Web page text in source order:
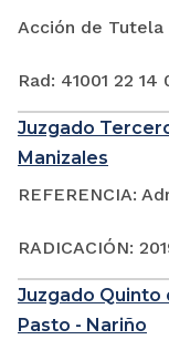
Acción de Tutela
Rad: 41001 22
Juzgado
Manizales
REFERENCIA:
RADICACIÓN:
Juzgado Quinto
Pasto - Nariño